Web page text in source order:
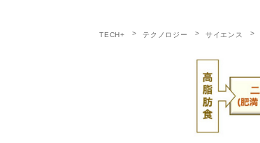
TECH+ テクノロジー サイエンス